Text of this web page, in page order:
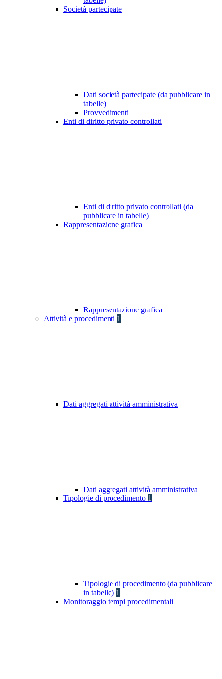
Società partecipate
Dati società partecipate (da pubblicare in
tabelle)
Provvedimenti
Enti di diritto privato controllati
Enti di diritto privato controllati (da
pubblicare in tabelle)
Rappresentazione grafica
Rappresentazione grafica
Attività e procedimenti 1
Dati aggregati attività amministrativa
Dati aggregati attività amministrativa
Tipologie di procedimento 1
Tipologie di procedimento (da pubblicare
in tabelle) 1
Monitoraggio tempi procedimentali